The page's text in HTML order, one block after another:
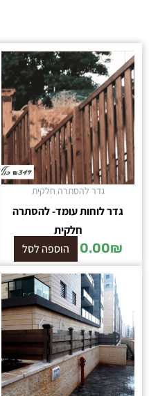
גדר להסתרה חלקית
גדר לוחות עומד- להסתרה
חלקית
0.00₪ הוספה לסל